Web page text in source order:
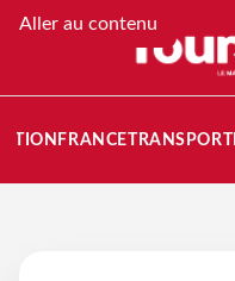
Aller au contenu
FRANCETRANSPORT